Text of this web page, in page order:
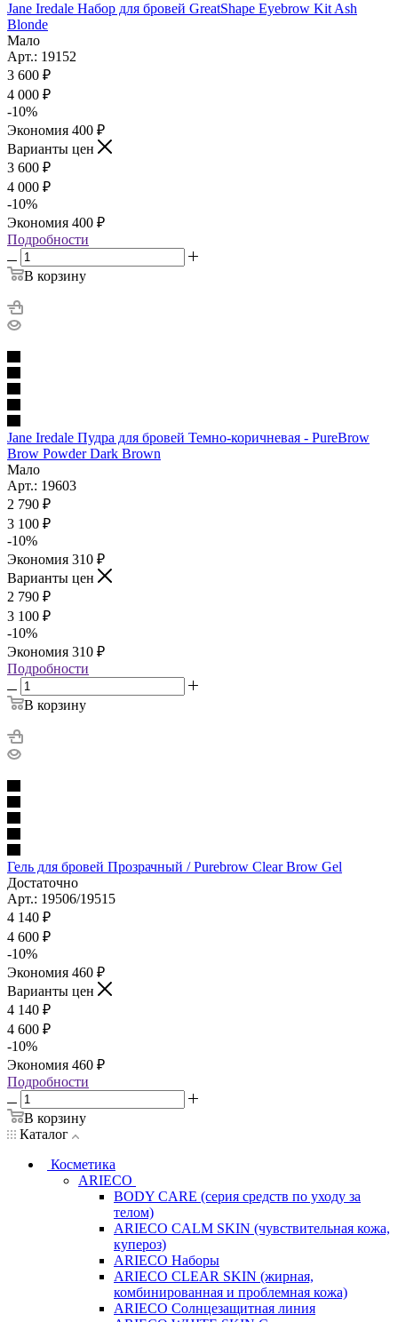
Jane Iredale Набор для бровей GreatShape Eyebrow Kit Ash
Blonde
Мало
Арт.: 19152
3 600 ₽
4 000 ₽
-10%
Экономия 400 ₽
Варианты цен
3 600 ₽
4 000 ₽
-10%
Экономия 400 ₽
Подробности
В корзину
Jane Iredale Пудра для бровей Темно-коричневая - PureBrow
Brow Powder Dark Brown
Мало
Арт.: 19603
2 790 ₽
3 100 ₽
-10%
Экономия 310 ₽
Варианты цен
2 790 ₽
3 100 ₽
-10%
Экономия 310 ₽
Подробности
В корзину
Гель для бровей Прозрачный / Purebrow Clear Brow Gel
Достаточно
Арт.: 19506/19515
4 140 ₽
4 600 ₽
-10%
Экономия 460 ₽
Варианты цен
4 140 ₽
4 600 ₽
-10%
Экономия 460 ₽
Подробности
В корзину
Каталог
Косметика
ARIECO
BODY CARE (серия средств по уходу за
телом)
ARIECO CALM SKIN (чувствительная кожа,
купероз)
ARIECO Наборы
ARIECO CLEAR SKIN (жирная,
комбинированная и проблемная кожа)
ARIECO Солнцезащитная линия